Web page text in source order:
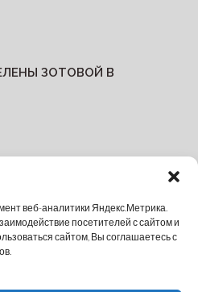
веб-аналитики Яндекс.Метрика.
посетителей с сайтом и
сайтом, Вы соглашаетесь с
ЗОТОВОЙ В